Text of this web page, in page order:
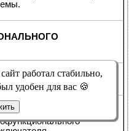
положение OFF.
C459
работал стабильно,
удобен для вас 🍪